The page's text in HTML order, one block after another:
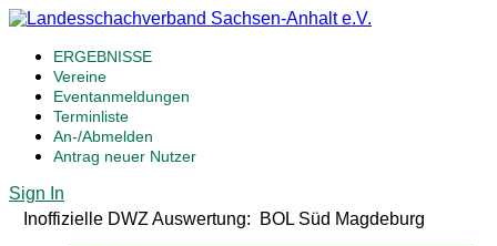
ERGEBNISSE
Vereine
Eventanmeldungen
Terminliste
An-/Abmelden
Antrag neuer Nutzer
Sign In
Inoffizielle DWZ Auswertung: BOL Süd Magdeburg